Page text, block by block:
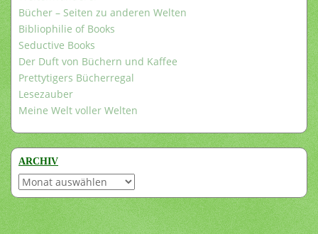
Bücher – Seiten zu anderen Welten
Bibliophilie of Books
Seductive Books
Der Duft von Büchern und Kaffee
Prettytigers Bücherregal
Lesezauber
Meine Welt voller Welten
ARCHIV
Archiv